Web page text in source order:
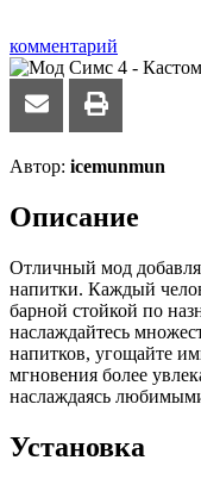
комментарий
Автор: icemunmun
Описание
Отличный мод
напитки. Каждый
барной стойкой по
наслаждайтесь
напитков, угощайте
мгновения более
наслаждаясь
Установка